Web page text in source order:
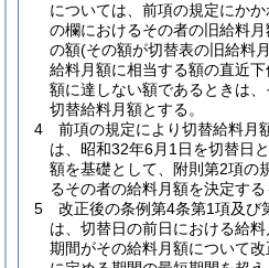
については、前項の規定にか
の欄におけるその者の旧給料
の額(その額が切替表の旧給料
給料月額に相当する額の直近
額に達しない額であるときは
切替給料月額とする。
4
前項の規定により切替給料月
は、昭和32年6月1日を切替日
額を基礎として、附則第2項の
るその者の給料月額を決定する
5
改正後の条例第4条第1項及び
は、切替日の前日における給
期間がその給料月額について